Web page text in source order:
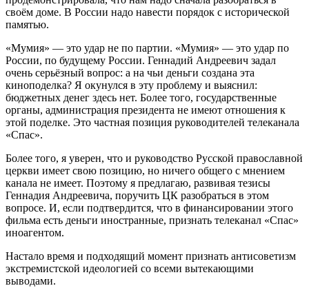
своём доме. В России надо навести порядок с исторической
памятью.
«Мумия» — это удар не по партии. «Мумия» — это удар по
России, по будущему России. Геннадий Андреевич задал
очень серьёзный вопрос: а на чьи деньги создана эта
киноподелка? Я окунулся в эту проблему и выяснил:
бюджетных денег здесь нет. Более того, государственные
органы, администрация президента не имеют отношения к
этой поделке. Это частная позиция руководителей телеканала
«Спас».
Более того, я уверен, что и руководство Русской православной
церкви имеет свою позицию, но ничего общего с мнением
канала не имеет. Поэтому я предлагаю, развивая тезисы
Геннадия Андреевича, поручить ЦК разобраться в этом
вопросе. И, если подтвердится, что в финансировании этого
фильма есть деньги иностранные, признать телеканал «Спас»
иноагентом.
Настало время и подходящий момент признать антисоветизм
экстремистской идеологией со всеми вытекающими
выводами.